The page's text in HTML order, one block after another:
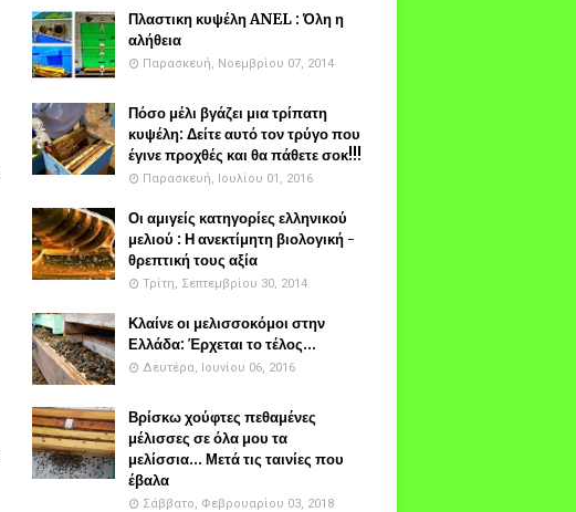
Πλαστικη κυψέλη ANEL : Όλη η
αλήθεια
Παρασκευή, Νοεμβρίου 07, 2014
Πόσο μέλι βγάζει μια τρίπατη
κυψέλη: Δείτε αυτό τον τρύγο που
έγινε προχθές και θα πάθετε σοκ!!!
Παρασκευή, Ιουλίου 01, 2016
Οι αμιγείς κατηγορίες ελληνικού
μελιού : Η ανεκτίμητη βιολογική -
θρεπτική τους αξία
Τρίτη, Σεπτεμβρίου 30, 2014
Κλαίνε οι μελισσοκόμοι στην
Ελλάδα: Έρχεται το τέλος...
Δευτέρα, Ιουνίου 06, 2016
Βρίσκω χούφτες πεθαμένες
μέλισσες σε όλα μου τα
μελίσσια... Μετά τις ταινίες που
έβαλα
Σάββατο, Φεβρουαρίου 03, 2018